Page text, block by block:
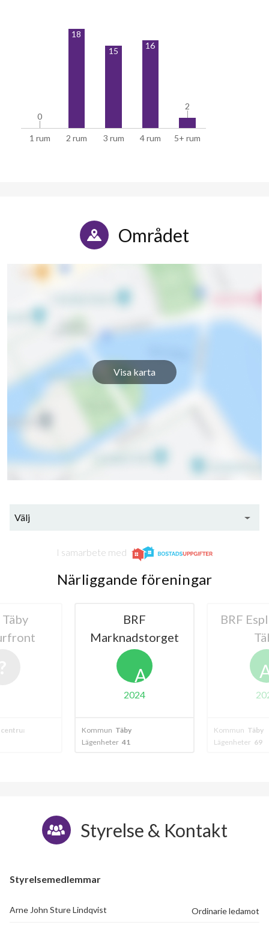
1 rum 2 rum 3 rum 4 rum 5+ rum
0
0
18
15
16
2
2
Området
Visa karta
Välj
I samarbete med
Närliggande föreningar
BRF
Marknadstorget
A
2024
Kommun Täby
Lägenheter 41
BRF
Kommun Täby
Lägenheter 69
Styrelse & Kontakt
Styrelsemedlemmar
Arne John Sture Lindqvist Ordinarie ledamot